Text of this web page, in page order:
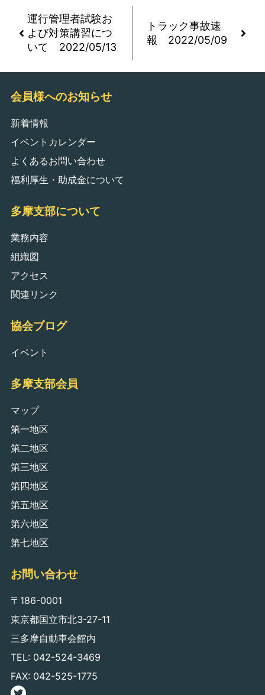
運行管理者試験お
よび対策講習につ
いて 2022/05/13
トラック事故速
報 2022/05/09
会員様へのお知らせ
新着情報
イベントカレンダー
よくあるお問い合わせ
福利厚生・助成金について
多摩支部について
業務内容
組織図
アクセス
関連リンク
協会ブログ
イベント
多摩支部会員
マップ
第一地区
第二地区
第三地区
第四地区
第五地区
第六地区
第七地区
お問い合わせ
〒186-0001
東京都国立市北3-27-11
三多摩自動車会館内
TEL: 042-524-3469
FAX: 042-525-1775